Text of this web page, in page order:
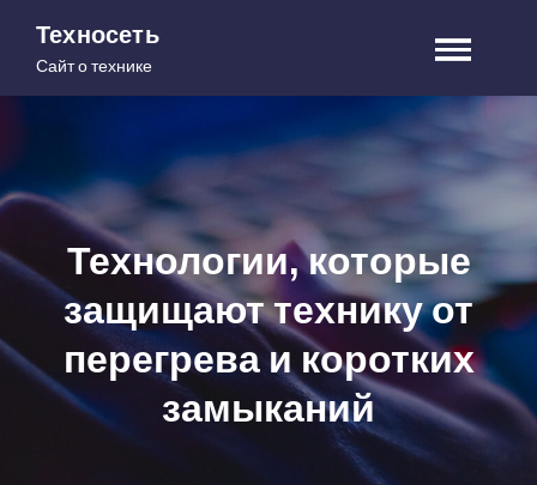
Техносеть
Сайт о технике
Технологии, которые
защищают технику от
перегрева и коротких
замыканий